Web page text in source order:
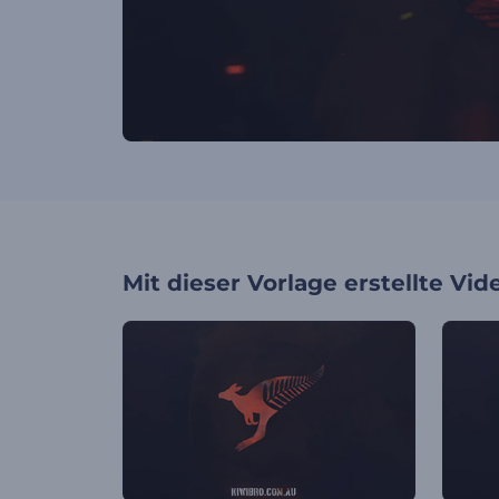
Mit dieser Vorlage erstellte